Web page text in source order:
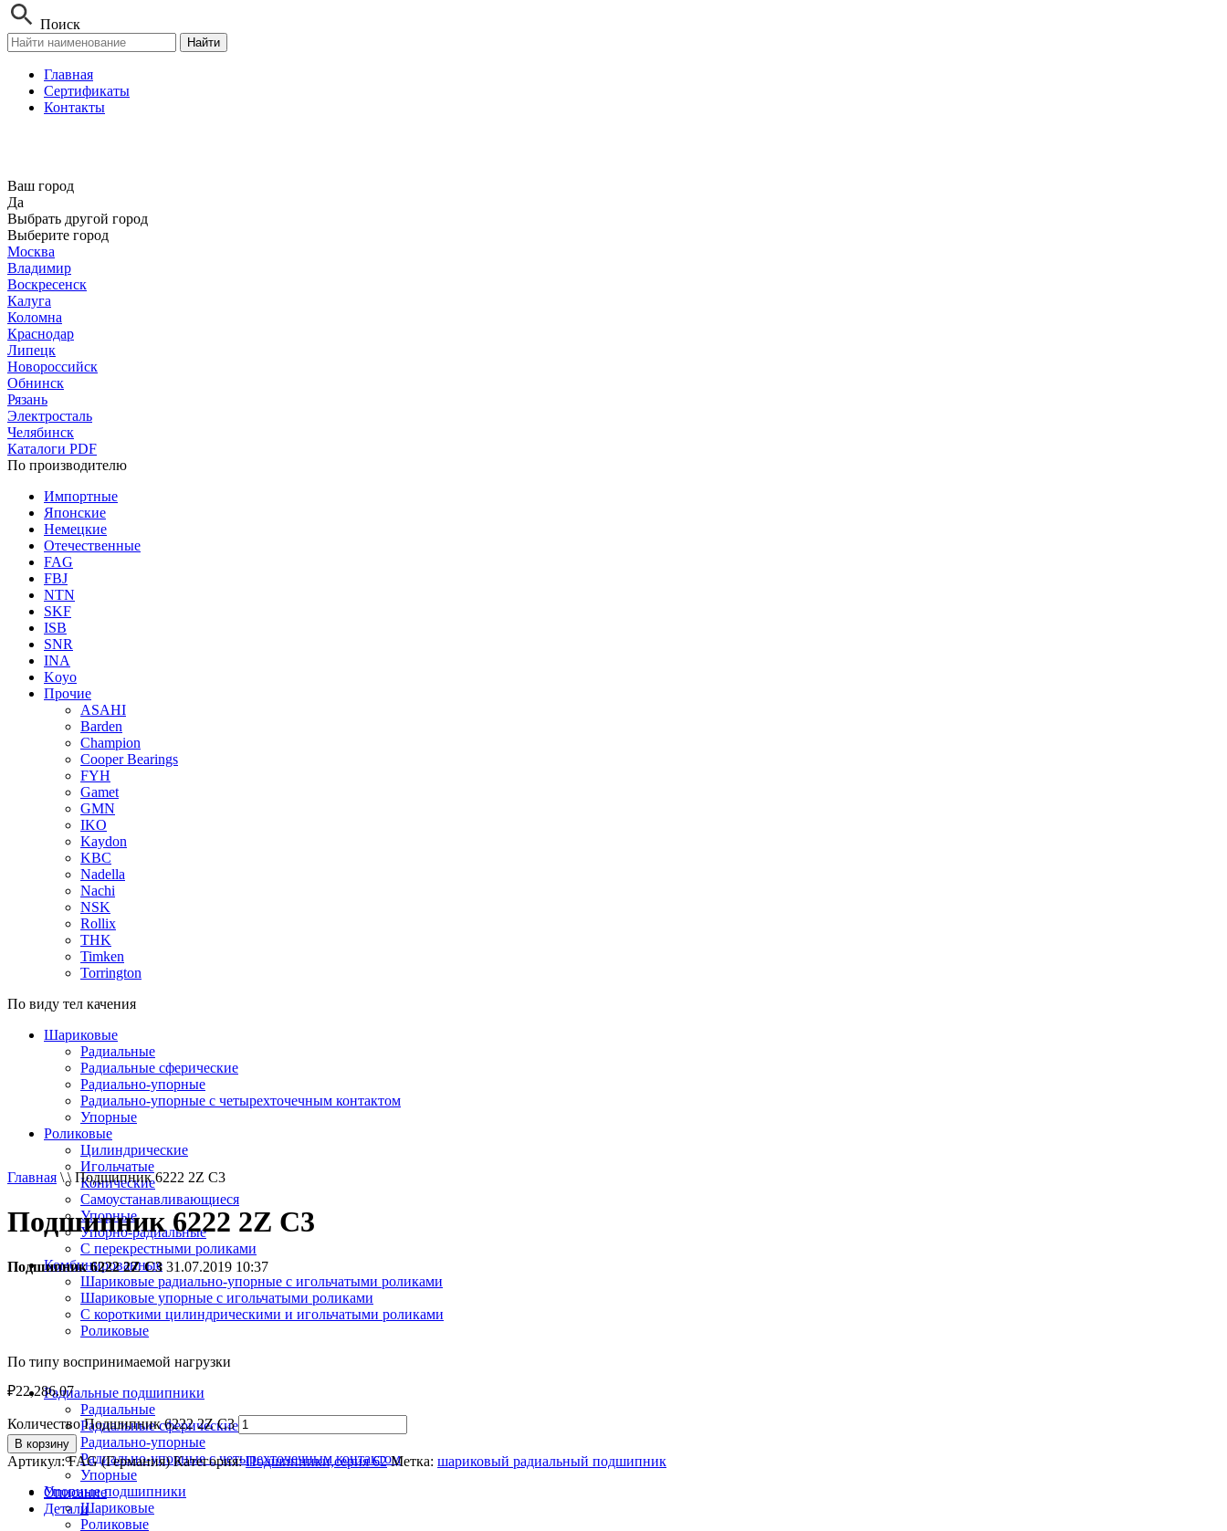
Поиск
Найти
Главная
Сертификаты
Контакты
Ваш город
Да
Выбрать другой город
Выберите город
Москва
Владимир
Воскресенск
Калуга
Коломна
Краснодар
Липецк
Новороссийск
Обнинск
Рязань
Электросталь
Челябинск
Каталоги PDF
По производителю
Импортные
Японские
Немецкие
Отечественные
FAG
FBJ
NTN
SKF
ISB
SNR
INA
Koyo
Прочие
ASAHI
Barden
Champion
Cooper Bearings
FYH
Gamet
GMN
IKO
Kaydon
KBC
Nadella
Nachi
NSK
Rollix
THK
Timken
Torrington
По виду тел качения
Шариковые
Радиальные
Радиальные сферические
Радиально-упорные
Радиально-упорные с четырехточечным контактом
Упорные
Роликовые
Цилиндрические
Игольчатые
Конические
Самоустанавливающиеся
Упорные
Упорно-радиальные
C перекрестными роликами
Комбинированные
Шариковые радиально-упорные с игольчатыми роликами
Шариковые упорные с игольчатыми роликами
С короткими цилиндрическими и игольчатыми роликами
Роликовые
По типу воспринимаемой нагрузки
Радиальные подшипники
Радиальные
Радиальные сферические
Радиально-упорные
Радиально-упорные с четырехточечным контактом
Упорные
Упорные подшипники
Шариковые
Роликовые
Главная \ \ Подшипник 6222 2Z C3
Подшипник 6222 2Z C3
Подшипник 6222 2Z C3 31.07.2019 10:37
₽22,286.07
Количество Подшипник 6222 2Z C3
В корзину
Артикул:FAG (Германия) Категория:Подшипники,серия 62 Метка: шариковый радиальный подшипник
Описание
Детали